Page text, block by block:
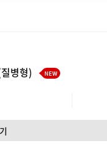
병형) NEW